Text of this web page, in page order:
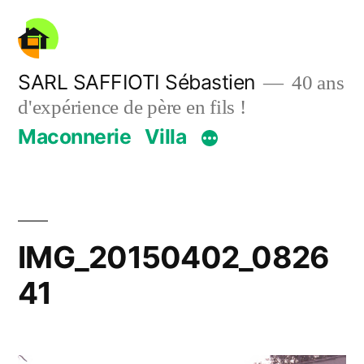
Aller
contenu
SARL SAFFIOTI Sébastien
40 ans
d'expérience de père en fils !
Maconnerie Villa
IMG_20150402_0826
41